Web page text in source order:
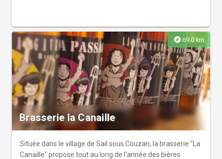
explore 69.0 km
Brasserie la Canaille
Située dans le village de Sail sous Couzan, la brasserie "La
Canaille" propose tout au long de l'année des bières